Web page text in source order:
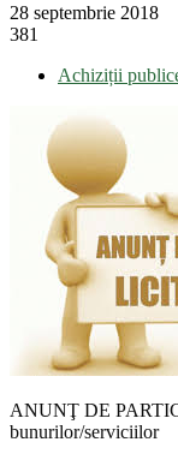
28 septembrie 2018
381
Achiziții
ANUNŢ DE
bunurilor/serviciilor